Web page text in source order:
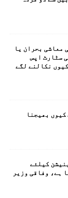
معاشی بحران یا
سٹارٹ اپس
نکالنے لگے
بھیجنا
کیلئے
کیا ہے، وفاقی وزیر